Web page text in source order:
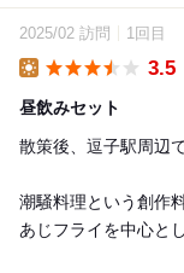
2025/02 訪問 1回目
3.5
昼飲みセット
散策後、逗子駅周辺
潮騒料理という創作
あじフライを中心と